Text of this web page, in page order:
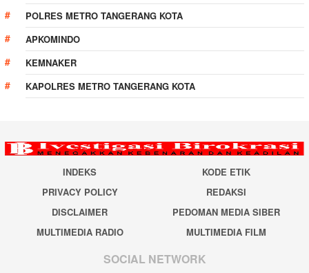
POLRES METRO TANGERANG KOTA
APKOMINDO
KEMNAKER
KAPOLRES METRO TANGERANG KOTA
INDEKS
KODE ETIK
PRIVACY POLICY
REDAKSI
DISCLAIMER
PEDOMAN MEDIA SIBER
MULTIMEDIA RADIO
MULTIMEDIA FILM
SOCIAL NETWORK